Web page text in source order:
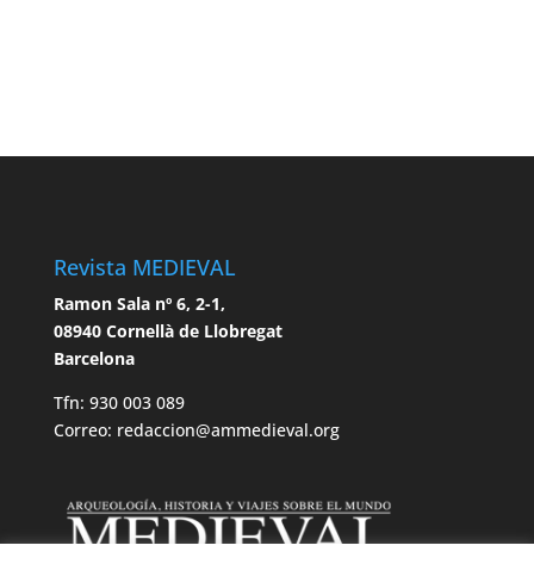
Revista MEDIEVAL
Ramon Sala nº 6, 2-1,
08940 Cornellà de Llobregat
Barcelona
Tfn: 930 003 089
Correo: redaccion@ammedieval.org